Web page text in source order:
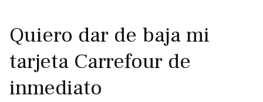
Quiero dar de baja mi
tarjeta Carrefour de
inmediato